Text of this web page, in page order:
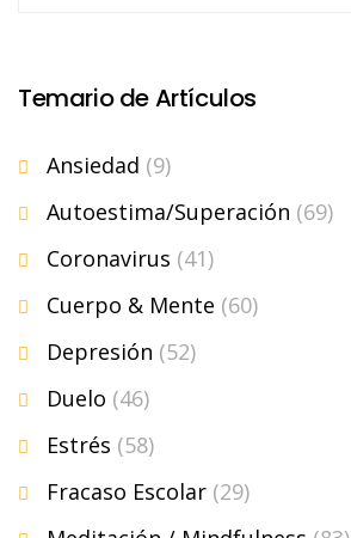
Temario de Artículos
Ansiedad (9)
Autoestima/Superación (69)
Coronavirus (41)
Cuerpo & Mente (60)
Depresión (52)
Duelo (46)
Estrés (58)
Fracaso Escolar (29)